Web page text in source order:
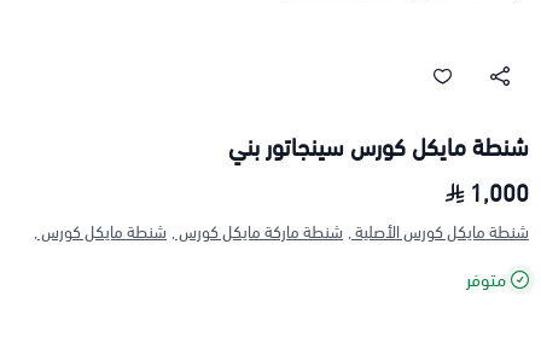
شنطة مايكل كورس سينجاتور بني
1,000
شنطة مايكل كورس الأصلية , شنطة ماركة مايكل كورس , شنطة مايكل كورس ,
متوفر